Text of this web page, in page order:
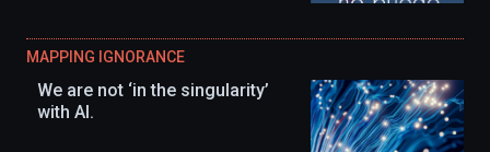
MAPPING IGNORANCE
We are not ‘in the singularity’
with AI.